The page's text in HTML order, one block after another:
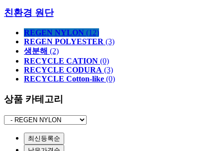
친환경 원단
REGEN NYLON (12)
REGEN POLYESTER (3)
생분해 (2)
RECYCLE CATION (0)
RECYCLE CODURA (3)
RECYCLE Cotton-like (0)
상품 카테고리
최신등록순